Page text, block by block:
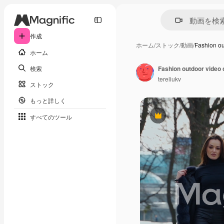
作成
ホーム
検索
ストック
もっと詳しく
すべてのツール
ホーム/ストック/動画/Fashion
Premium
tereliukv